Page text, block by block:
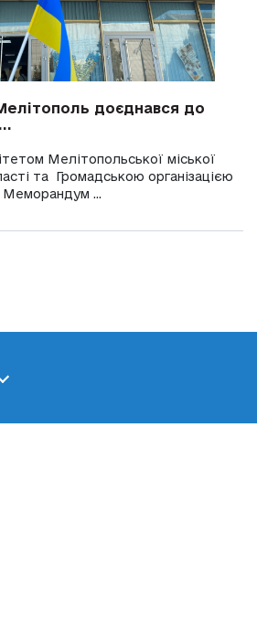
доєднався до
Мелітопольської міської
та Громадською організацією
Меморандум ...